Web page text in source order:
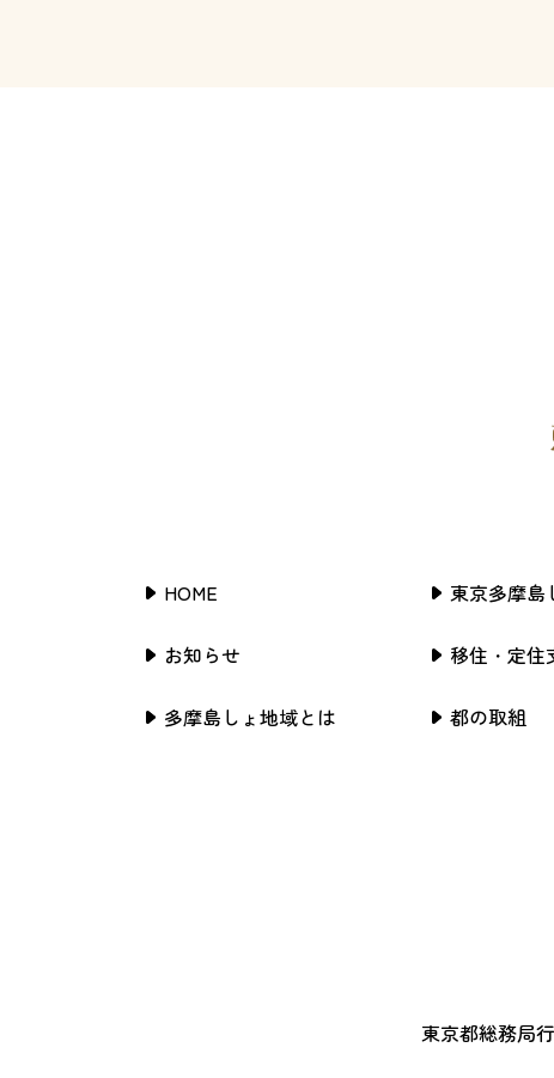
HOME
お知らせ
多摩島しょ地域とは
東京多摩島
移住・定住
都の取組
東京都総務局